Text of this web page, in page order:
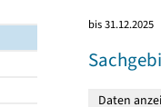
bis 31.12.2025